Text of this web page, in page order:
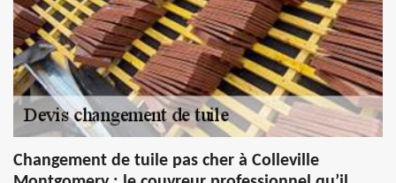
Changement de tuile pas cher à Colleville